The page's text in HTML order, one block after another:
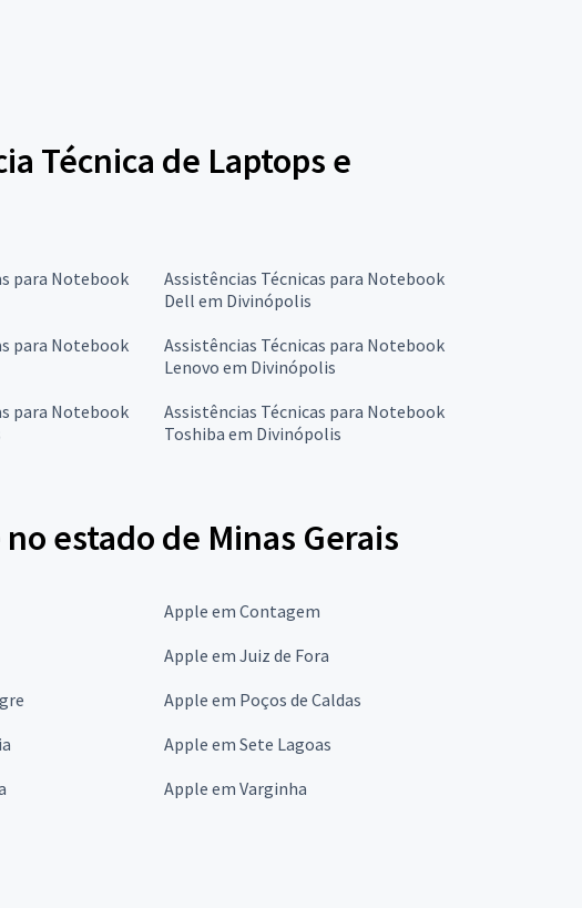
Técnica de Laptops e
para Notebook
Assistências Técnicas para Notebook
Dell em Divinópolis
para Notebook
Assistências Técnicas para Notebook
Lenovo em Divinópolis
para Notebook
Assistências Técnicas para Notebook
Toshiba em Divinópolis
estado de Minas Gerais
Apple em Contagem
Apple em Juiz de Fora
Apple em Poços de Caldas
Apple em Sete Lagoas
Apple em Varginha